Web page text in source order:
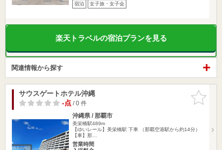
宿泊 女子旅・女子会
楽天トラベルの宿泊プランを見る
関連情報から探す
お気に入
りに追加
サウスゲートホテル沖縄
-点/ 0 件
沖縄県 / 那覇市
美栄橋駅489m
【ゆいレール】美栄橋駅 下車 （那覇空港駅から約14分）
【車】那…
営業時間